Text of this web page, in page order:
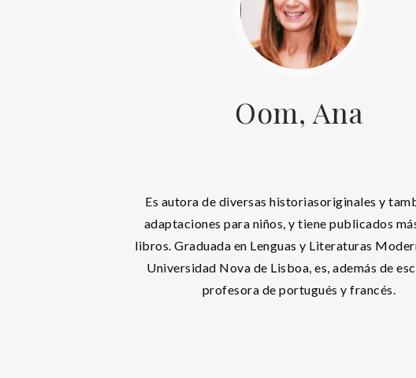
Oom, Ana
Es autora de diversas historiasoriginales y
adaptaciones para niños, y tiene publicados
libros. Graduada en Lenguas y Literaturas
Universidad Nova de Lisboa, es, además de
profesora de portugués y francés.